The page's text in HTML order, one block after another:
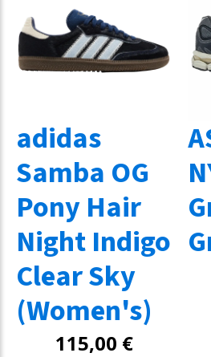
adidas
Samba OG
Pony Hair
Night Indigo
Clear Sky
(Women's)
115,00 €